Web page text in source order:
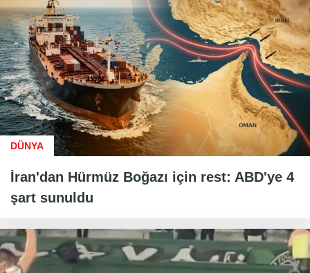
DÜNYA
İran'dan Hürmüz Boğazı için rest: ABD'ye 4
şart sunuldu